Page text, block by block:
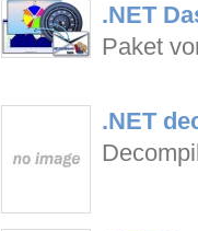
.NET
Paket
.NET